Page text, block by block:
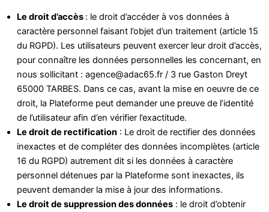
Le droit d’accès : le droit d’accéder à vos données à
caractère personnel faisant l’objet d’un traitement (article 15
du RGPD). Les utilisateurs peuvent exercer leur droit d’accès,
pour connaître les données personnelles les concernant, en
nous sollicitant : agence@adac65.fr / 3 rue Gaston Dreyt
65000 TARBES. Dans ce cas, avant la mise en oeuvre de ce
droit, la Plateforme peut demander une preuve de l’identité
de l’utilisateur afin d’en vérifier l’exactitude.
Le droit de rectification : Le droit de rectifier des données
inexactes et de compléter des données incomplètes (article
16 du RGPD) autrement dit si les données à caractère
personnel détenues par la Plateforme sont inexactes, ils
peuvent demander la mise à jour des informations.
Le droit de suppression des données : le droit d’obtenir